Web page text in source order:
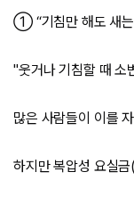
① “기침만 해도 새는
"웃거나 기침할 때 소
많은 사람들이 이를
하지만 복압성 요실